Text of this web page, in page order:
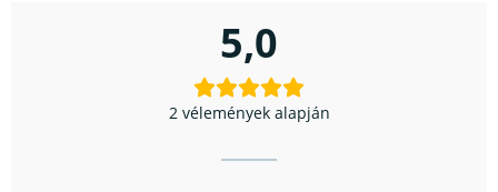
5,0
2 vélemények alapján